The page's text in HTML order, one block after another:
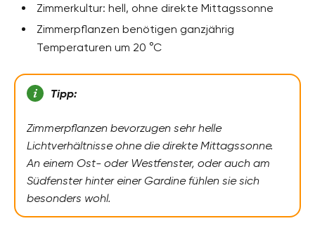
Zimmerkultur: hell, ohne direkte Mittagssonne
Zimmerpflanzen benötigen ganzjährig
Temperaturen um 20 °C
Tipp:
Zimmerpflanzen bevorzugen sehr helle
Lichtverhältnisse ohne die direkte Mittagssonne.
An einem Ost- oder Westfenster, oder auch am
Südfenster hinter einer Gardine fühlen sie sich
besonders wohl.